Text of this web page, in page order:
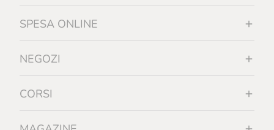
SPESA ONLINE
NEGOZI
CORSI